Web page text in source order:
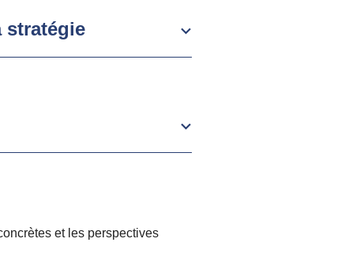
stratégie
et les perspectives